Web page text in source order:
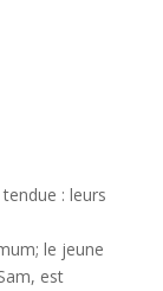
: leurs
le jeune
est